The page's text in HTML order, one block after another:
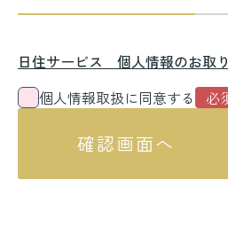
日住サービス 個人情報のお取
個人情報取扱に同意する
確認画面へ